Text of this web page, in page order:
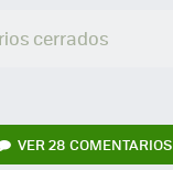
cerrados
VER 28 COMENTARIOS